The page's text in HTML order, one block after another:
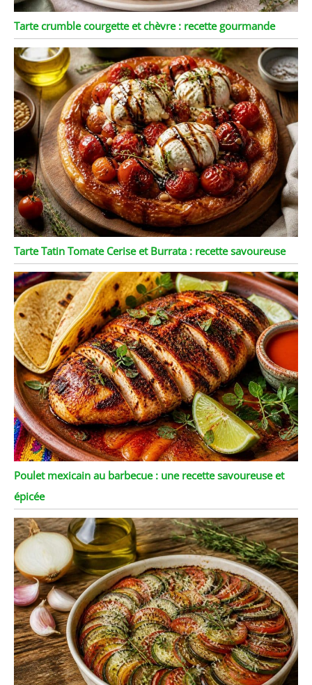
Tarte crumble courgette et chèvre : recette gourmande
Tarte Tatin Tomate Cerise et Burrata : recette savoureuse
Poulet mexicain au barbecue : une recette savoureuse et
épicée